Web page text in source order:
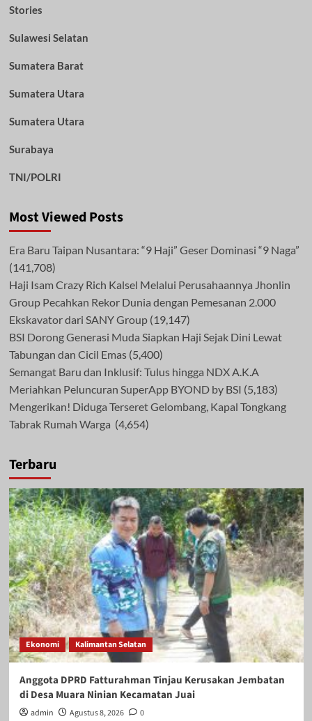
Stories
Sulawesi Selatan
Sumatera Barat
Sumatera Utara
Sumatera Utara
Surabaya
TNI/POLRI
Most Viewed Posts
Era Baru Taipan Nusantara: “9 Haji” Geser Dominasi “9 Naga”
(141,708)
Haji Isam Crazy Rich Kalsel Melalui Perusahaannya Jhonlin
Group Pecahkan Rekor Dunia dengan Pemesanan 2.000
Ekskavator dari SANY Group (19,147)
BSI Dorong Generasi Muda Siapkan Haji Sejak Dini Lewat
Tabungan dan Cicil Emas (5,400)
Semangat Baru dan Inklusif: Tulus hingga NDX A.K.A
Meriahkan Peluncuran SuperApp BYOND by BSI (5,183)
Mengerikan! Diduga Terseret Gelombang, Kapal Tongkang
Tabrak Rumah Warga (4,654)
Terbaru
Ekonomi Kalimantan Selatan
Anggota DPRD Fatturahman Tinjau Kerusakan Jembatan
di Desa Muara Ninian Kecamatan Juai
admin Agustus 8, 2026 0